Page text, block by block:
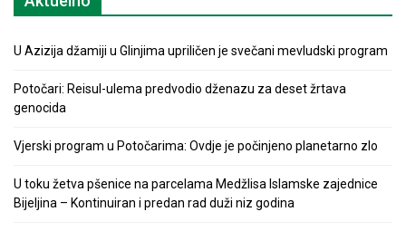
U Azizija džamiji u Glinjima upriličen je svečani mevludski program
Potočari: Reisul-ulema predvodio dženazu za deset žrtava
genocida
Vjerski program u Potočarima: Ovdje je počinjeno planetarno zlo
U toku žetva pšenice na parcelama Medžlisa Islamske zajednice
Bijeljina – Kontinuiran i predan rad duži niz godina